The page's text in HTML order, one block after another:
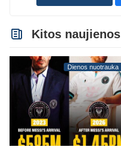
Kitos naujienos
Dienos nuotrauka